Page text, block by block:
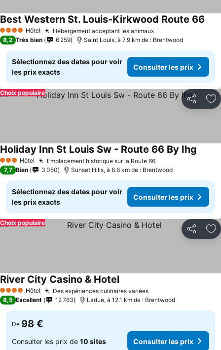
4 Étoiles Hôtel Hébergement acceptant les animauxConsulter les prix
Best Western St. Louis-Kirkwood Route 66
8,2 Très bien 6 259 Saint Louis, à 7.9 km de : Brentwood
Sélectionnez des dates pour voir
les prix exacts
Consulter les prix
Partager
Choix populaire
3 ÉtoilesHôtel Emplacement historique sur la Route 66Consulter les prix
Holiday Inn St Louis Sw - Route 66 By Ihg
7,7 Bien 3 050 Sunset Hills, à 8.6 km de : Brentwood
Sélectionnez des dates pour voir
les prix exacts
Consulter les prix
Partager
Choix populaire
4 Étoiles Hôtel Des expériences culinaires variéesConsulter les prix
River City Casino & HotelConsulter les prix
8,5 Excellent 12 763 Ladue, à 12.1 km de : Brentwood
De 98 €
Consulter les prix de 10 sites Consulter les prix